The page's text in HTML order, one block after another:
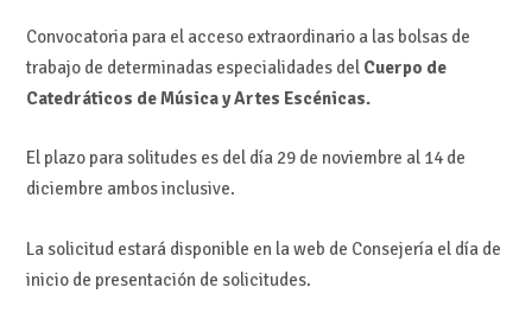
Convocatoria para el acceso extraordinario a las bolsas de
trabajo de determinadas especialidades del Cuerpo de
Catedráticos de Música y Artes Escénicas.
El plazo para solitudes es del día 29 de noviembre al 14 de
diciembre ambos inclusive.
La solicitud estará disponible en la web de Consejería el día de
inicio de presentación de solicitudes.